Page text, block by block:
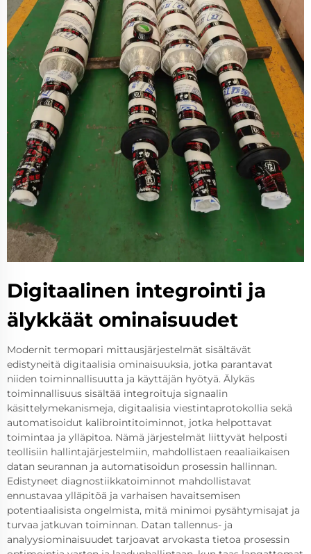
Digitaalinen integrointi ja
älykkäät ominaisuudet
Modernit termopari mittausjärjestelmät sisältävät
edistyneitä digitaalisia ominaisuuksia, jotka parantavat
niiden toiminnallisuutta ja käyttäjän hyötyä. Älykäs
toiminnallisuus sisältää integroituja signaalin
käsittelymekanismeja, digitaalisia viestintaprotokollia sekä
automatisoidut kalibrointitoiminnot, jotka helpottavat
toimintaa ja ylläpitoa. Nämä järjestelmät liittyvät helposti
teollisiin hallintajärjestelmiin, mahdollistaen reaaliaikaisen
datan seurannan ja automatisoidun prosessin hallinnan.
Edistyneet diagnostiikkatoiminnot mahdollistavat
ennustavaa ylläpitöä ja varhaisen havaitsemisen
potentiaalisista ongelmista, mitä minimoi pysähtymisajat ja
turvaa jatkuvan toiminnan. Datan tallennus- ja
analyysiominaisuudet tarjoavat arvokasta tietoa prosessin